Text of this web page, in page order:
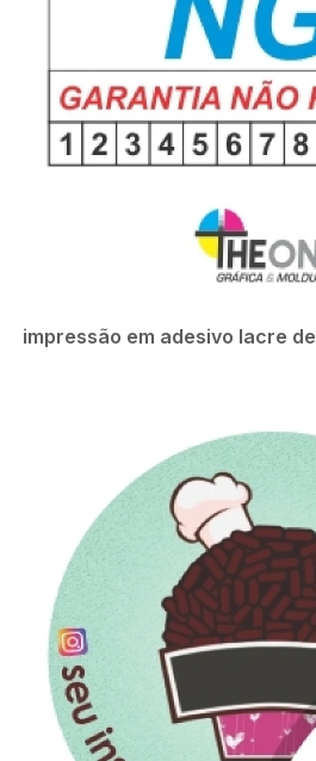
impressão em adesivo lacre